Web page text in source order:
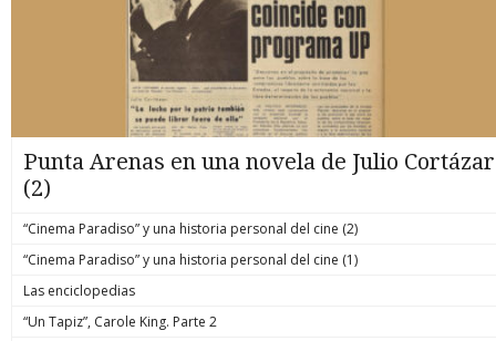
Punta Arenas en una novela de Julio Cortázar
(2)
“Cinema Paradiso” y una historia personal del cine (2)
“Cinema Paradiso” y una historia personal del cine (1)
Las enciclopedias
“Un Tapiz”, Carole King. Parte 2